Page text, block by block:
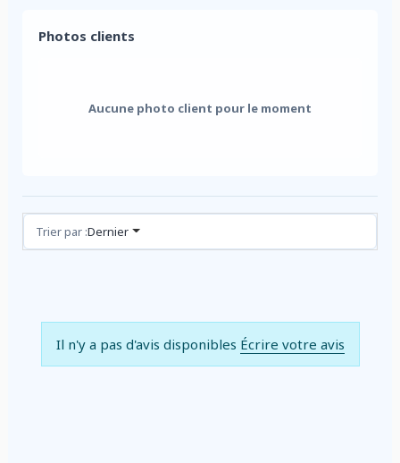
Photos clients
Aucune photo client pour le moment
Avis (0)
Trier par :Dernier
Il n'y a pas d'avis disponibles Écrire votre avis